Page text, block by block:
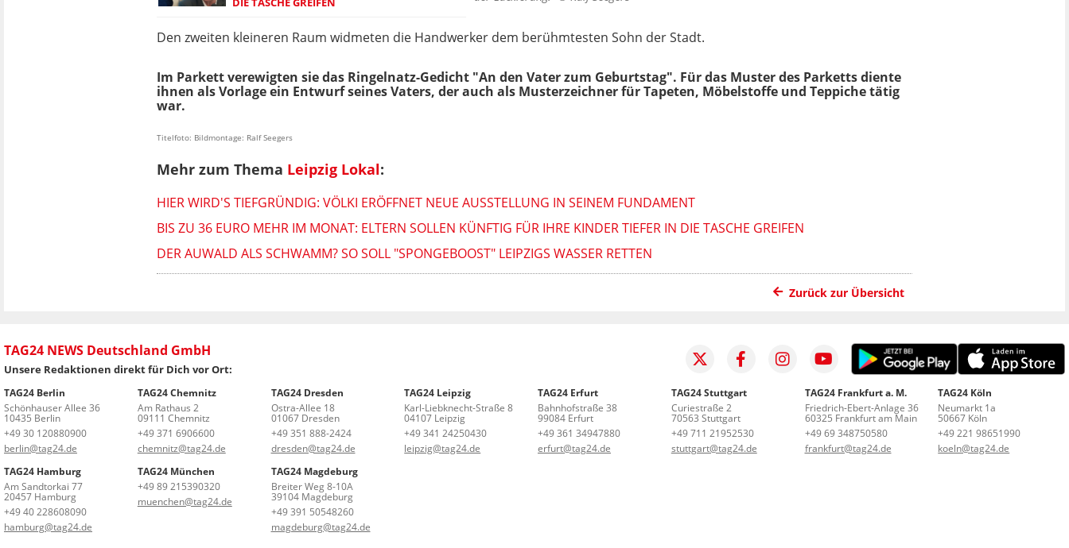
Den zweiten kleineren Raum widmeten die Handwerker dem berühmtesten Sohn der Stadt.
Im Parkett verewigten sie das Ringelnatz-Gedicht "An den Vater zum Geburtstag". Für das Muster des Parketts diente
ihnen als Vorlage ein Entwurf seines Vaters, der auch als Musterzeichner für Tapeten, Möbelstoffe und Teppiche tätig
war.
Titelfoto: Bildmontage: Ralf Seegers
Mehr zum Thema Leipzig Lokal:
HIER WIRD'S TIEFGRÜNDIG: VÖLKI ERÖFFNET NEUE AUSSTELLUNG IN SEINEM FUNDAMENT
BIS ZU 36 EURO MEHR IM MONAT: ELTERN SOLLEN KÜNFTIG FÜR IHRE KINDER TIEFER IN DIE TASCHE GREIFEN
DER AUWALD ALS SCHWAMM? SO SOLL "SPONGEBOOST" LEIPZIGS WASSER RETTEN
Zurück zur Übersicht
TAG24 NEWS Deutschland GmbH
Unsere Redaktionen direkt für Dich vor Ort:
TAG24 Berlin
Schönhauser Allee 36
10435 Berlin
+49 30 120880900
berlin@tag24.de
TAG24 Chemnitz
Am Rathaus 2
09111 Chemnitz
+49 371 6906600
chemnitz@tag24.de
TAG24 Dresden
Ostra-Allee 18
01067 Dresden
+49 351 888-2424
dresden@tag24.de
TAG24 Leipzig
Karl-Liebknecht-Straße 8
04107 Leipzig
+49 341 24250430
leipzig@tag24.de
TAG24 Erfurt
Bahnhofstraße 38
99084 Erfurt
+49 361 34947880
erfurt@tag24.de
TAG24 Stuttgart
Curiestraße 2
70563 Stuttgart
+49 711 21952530
stuttgart@tag24.de
TAG24 Frankfurt a. M.
Friedrich-Ebert-Anlage 36
60325 Frankfurt am Main
+49 69 348750580
frankfurt@tag24.de
TAG24 Köln
Neumarkt 1a
50667 Köln
+49 221 98651990
koeln@tag24.de
TAG24 Hamburg
Am Sandtorkai 77
20457 Hamburg
+49 40 228608090
hamburg@tag24.de
TAG24 München
+49 89 215390320
muenchen@tag24.de
TAG24 Magdeburg
Breiter Weg 8-10A
39104 Magdeburg
+49 391 50548260
magdeburg@tag24.de